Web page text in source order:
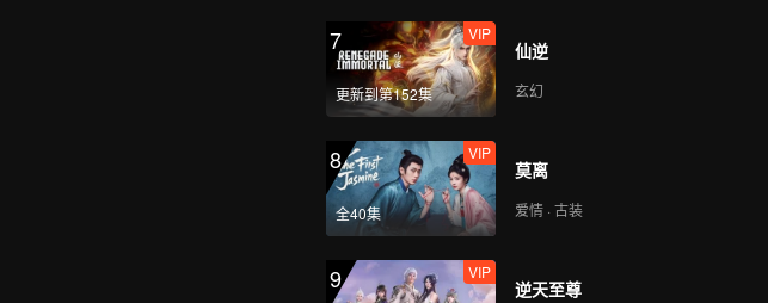
7
更新到第152集
VIP
仙逆
玄幻
8
全40集
VIP
莫离
爱情 · 古装
9 VIP
逆天至尊